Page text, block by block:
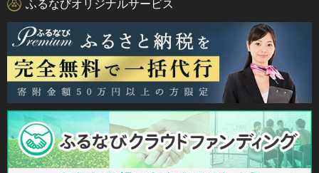
ふるなびオリジナルサービス